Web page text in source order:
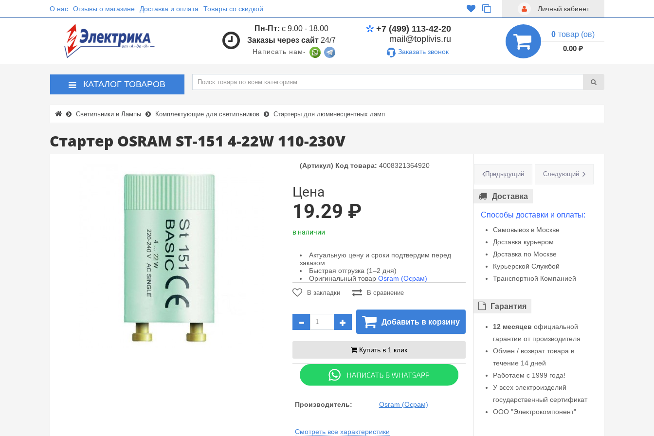
О нас Отзывы о магазине Доставка и оплата Товары со скидкой Личный кабинет
Пн-Пт: с 9.00 - 18.00
Заказы через сайт 24/7
Написать нам-
+7 (499) 113-42-20
mail@toplivis.ru
Заказать звонок
0 товар (ов)
0.00 ₽
КАТАЛОГ ТОВАРОВ
Светильники и Лампы Комплектующие для светильников Стартеры для люминесцентных ламп
Стартер OSRAM ST-151 4-22W 110-230V
(Артикул) Код товара: 4008321364920
Цена
19.29 ₽
в наличии
Актуальную цену и сроки подтвердим перед
заказом
Быстрая отгрузка (1–2 дня)
Оригинальный товар Osram (Осрам)
В закладки В сравнение
Добавить в корзину
Купить в 1 клик
Производитель: Osram (Осрам)
Смотреть все характеристики
Предыдущий Следующий
Доставка
Способы доставки и оплаты:
Самовывоз в Москве
Доставка курьером
Доставка по Москве
Курьерской Службой
Транспортной Компанией
Гарантия
12 месяцев официальной
гарантии от производителя
Обмен / возврат товара в
течение 14 дней
Работаем с 1999 года!
У всех электроизделий
государственный сертификат
ООО "Электрокомпонент"